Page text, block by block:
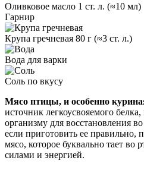
Оливковое масло 1 ст. л. (≈10 мл)
Гарнир
Крупа гречневая 80 г (≈3 ст. л.)
Вода для варки
Соль по вкусу
Мясо птицы, и особенно
источник легкоусвояемого
организму для восстановления
если приготовить ее правильно,
мясо, которое буквально тает во
силами и энергией.